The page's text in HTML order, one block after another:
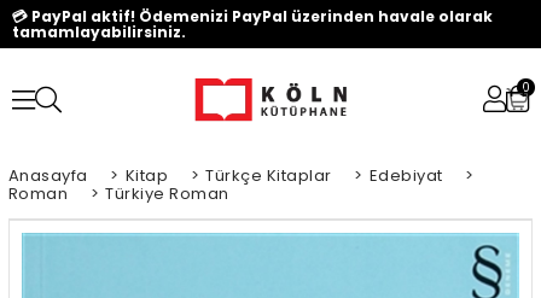
💳 PayPal aktif! Ödemenizi PayPal üzerinden havale olarak
tamamlayabilirsiniz.
0
Anasayfa > Kitap > Türkçe Kitaplar > Edebiyat >
Roman > Türkiye Roman